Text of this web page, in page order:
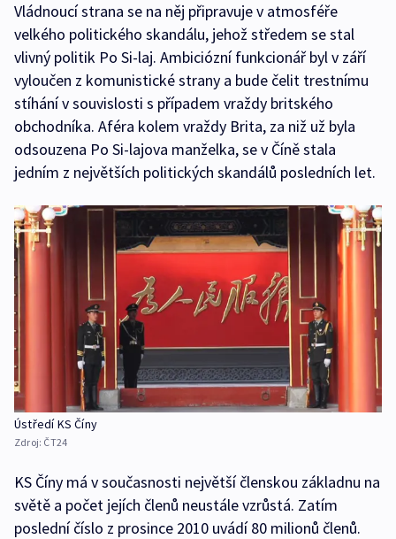
Vládnoucí strana se na něj připravuje v atmosféře
velkého politického skandálu, jehož středem se stal
vlivný politik Po Si-laj. Ambiciózní funkcionář byl v září
vyloučen z komunistické strany a bude čelit trestnímu
stíhání v souvislosti s případem vraždy britského
obchodníka. Aféra kolem vraždy Brita, za niž už byla
odsouzena Po Si-lajova manželka, se v Číně stala
jedním z největších politických skandálů posledních let.
Ústředí KS Číny
Zdroj: ČT24
KS Číny má v současnosti největší členskou základnu na
světě a počet jejích členů neustále vzrůstá. Zatím
poslední číslo z prosince 2010 uvádí 80 milionů členů.